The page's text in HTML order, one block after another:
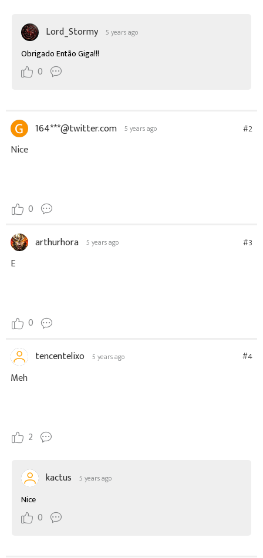
Lord_Stormy 5 years ago
Obrigado Então Giga!!!
0
164***@twitter.com 5 years ago #2
Nice
0
arthurhora 5 years ago #3
E
0
tencentelixo 5 years ago #4
Meh
2
kactus 5 years ago
Nice
0